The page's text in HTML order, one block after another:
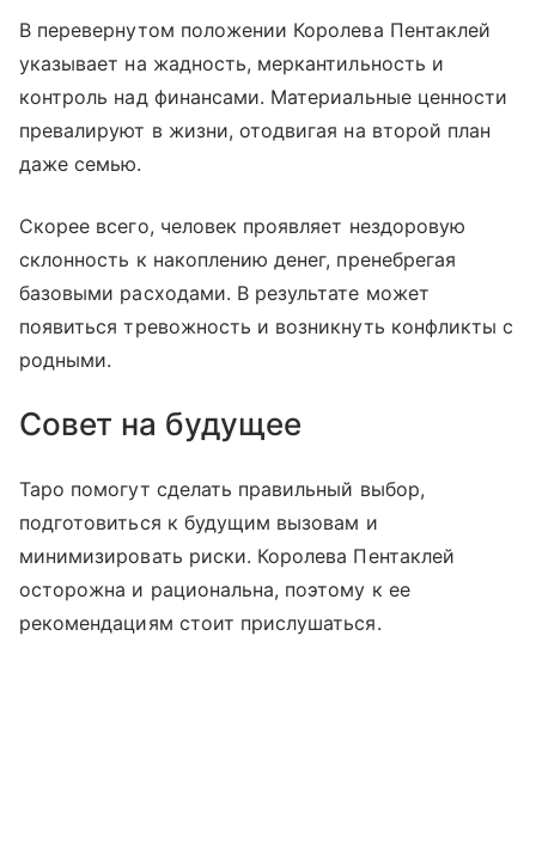
В перевернутом положении Королева Пентаклей
указывает на жадность, меркантильность и
контроль над финансами. Материальные ценности
превалируют в жизни, отодвигая на второй план
даже семью.
Скорее всего, человек проявляет нездоровую
склонность к накоплению денег, пренебрегая
базовыми расходами. В результате может
появиться тревожность и возникнуть конфликты с
родными.
Совет на будущее
Таро помогут сделать правильный выбор,
подготовиться к будущим вызовам и
минимизировать риски. Королева Пентаклей
осторожна и рациональна, поэтому к ее
рекомендациям стоит прислушаться.